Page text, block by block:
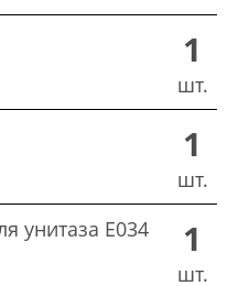
1
шт.
1
шт.
унитаза E034
1
шт.